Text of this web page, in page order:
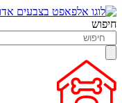
חיפוש